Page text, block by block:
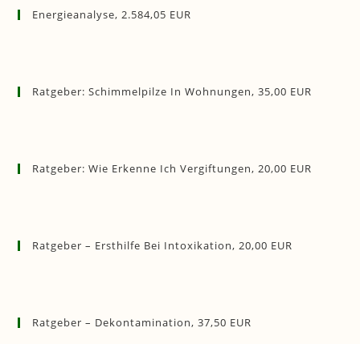
Energieanalyse, 2.584,05 EUR
Ratgeber: Schimmelpilze In Wohnungen, 35,00 EUR
Ratgeber: Wie Erkenne Ich Vergiftungen, 20,00 EUR
Ratgeber – Ersthilfe Bei Intoxikation, 20,00 EUR
Ratgeber – Dekontamination, 37,50 EUR